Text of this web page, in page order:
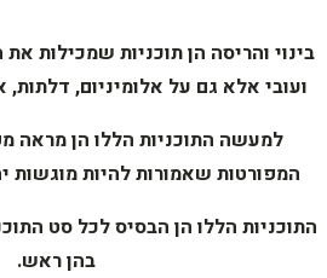
בינוי והריסה הן תוכניות שמכילות
ועובי אלא גם על אלומיניום, דלתות,
למעשה התוכניות הללו הן מראה
המפורטות שאמורות להיות מוגשות
התוכניות הללו הן הבסיס לכל סט
בהן ראש.